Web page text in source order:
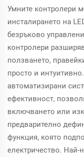
Умните контролери
инсталирането на
безръково
контролери
ползването,
просто и
автоматизирани
ефективност,
включването или
предварително
функция, която
електричество. Най-